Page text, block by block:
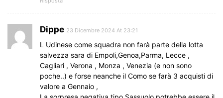
Dippe 23 Dicembre 2024 At 23:21
L Udinese come squadra non farà parte della lotta
salvezza sara di Empoli,Genoa,Parma, Lecce ,
Cagliari , Verona , Monza , Venezia (e non sono
poche..) e forse neanche il Como se farà 3 acquisti di
valore a Gennaio ,